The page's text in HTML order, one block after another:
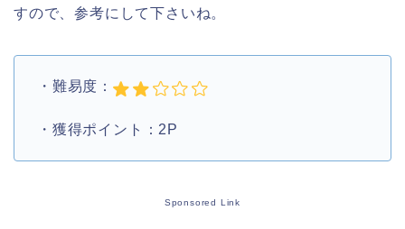
すので、参考にして下さいね。
・難易度：
・獲得ポイント：2P
Sponsored Link